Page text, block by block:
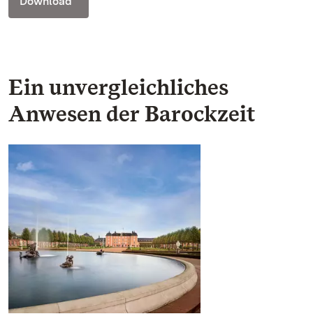
Ein unvergleichliches
Anwesen der Barockzeit